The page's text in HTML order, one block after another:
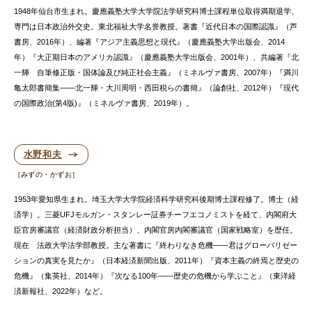
1948年仙台市生まれ。慶應義塾大学大学院法学研究科博士課程単位取得満期退学、
専門は日本政治外交史。東北福祉大学名誉教授。著書『近代日本の国際認識』（芦
書房、2016年）、編著『アジア主義思想と現代』（慶應義塾大学出版会、2014
年）『大正期日本のアメリカ認識』（慶應義塾大学出版会、2001年）、共編著『北
一輝 自筆修正版・国体論及び純正社会主義』（ミネルヴァ書房、2007年）『満川
亀太郎書簡集――北一輝・大川周明・西田税らの書簡』（論創社、2012年）『現代
の国際政治(第4版)』（ミネルヴァ書房、2019年）。
水野和夫
みずの・かずお
1953年愛知県生まれ。埼玉大学大学院経済科学研究科後期博士課程修了。博士（経
済学）。三菱UFJモルガン・スタンレー証券チーフエコノミストを経て、内閣府大
臣官房審議官（経済財政分析担当）、内閣官房内閣審議官（国家戦略室）を歴任。
現在 法政大学法学部教授。主な著書に『終わりなき危機――君はグローバリゼー
ションの真実を見たか』（日本経済新聞出版、2011年）『資本主義の終焉と歴史の
危機』（集英社、2014年）『次なる100年――歴史の危機から学ぶこと』（東洋経
済新報社、2022年）など。